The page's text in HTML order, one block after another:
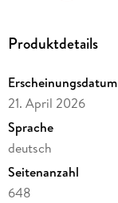
Produktdetails
Erscheinungsdatum
21. April 2026
Sprache
deutsch
Seitenanzahl
648